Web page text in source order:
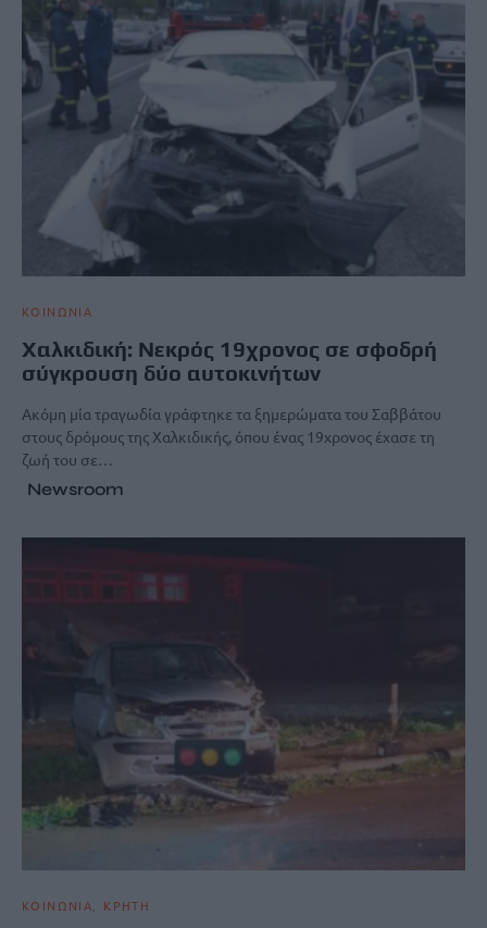
ΚΟΙΝΩΝΙΑ
Χαλκιδική: Νεκρός 19χρονος σε σφοδρή
σύγκρουση δύο αυτοκινήτων
Ακόμη μία τραγωδία γράφτηκε τα ξημερώματα του Σαββάτου
στους δρόμους της Χαλκιδικής, όπου ένας 19χρονος έχασε τη
ζωή του σε…
Newsroom
ΚΟΙΝΩΝΙΑ ΚΡΗΤΗ